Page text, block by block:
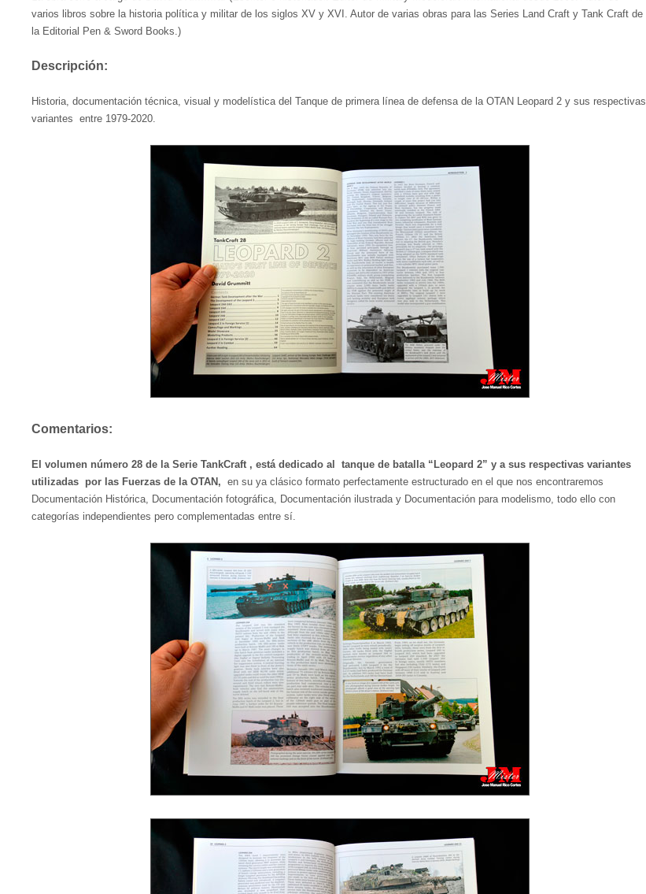
varios libros sobre la historia política y militar de los siglos XV y XVI. Autor de varias obras para las Series Land Craft y Tank Craft de
la Editorial Pen & Sword Books.)
Descripción:
Historia, documentación técnica, visual y modelística del Tanque de primera línea de defensa de la OTAN Leopard 2 y sus respectivas
variantes entre 1979-2020.
Comentarios:
El volumen número 28 de la Serie TankCraft , está dedicado al tanque de batalla “Leopard 2” y a sus respectivas variantes
utilizadas por las Fuerzas de la OTAN, en su ya clásico formato perfectamente estructurado en el que nos encontraremos
Documentación Histórica, Documentación fotográfica, Documentación ilustrada y Documentación para modelismo, todo ello con
categorías independientes pero complementadas entre sí.